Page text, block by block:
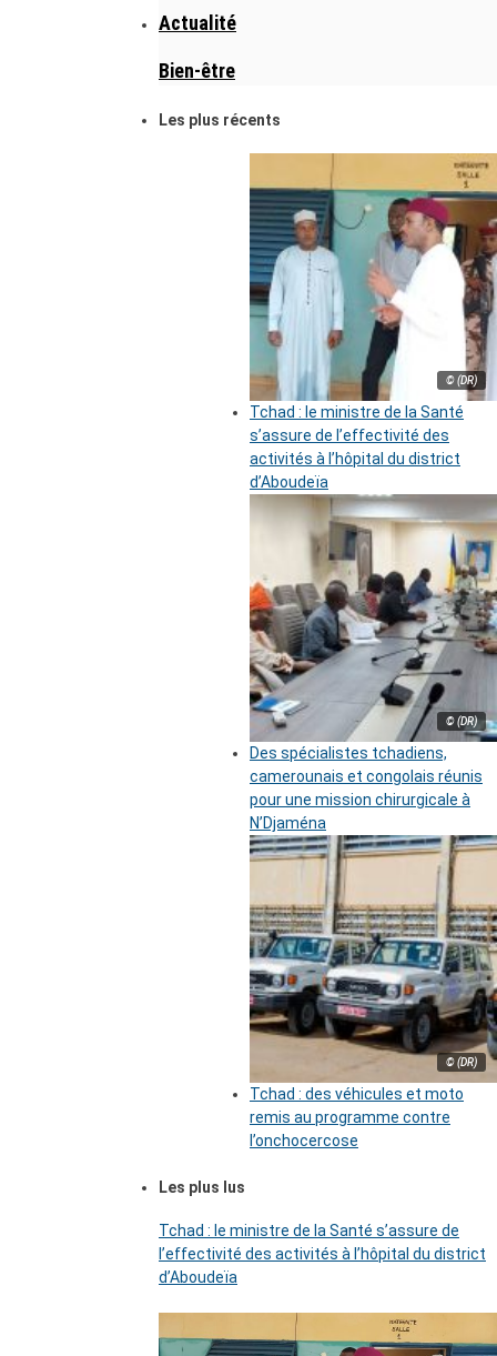
Actualité
Bien-être
Les plus récents
© (DR)
Tchad : le ministre de la Santé
s’assure de l’effectivité des
activités à l’hôpital du district
d’Aboudeïa
© (DR)
Des spécialistes tchadiens,
camerounais et congolais réunis
pour une mission chirurgicale à
N’Djaména
© (DR)
Tchad : des véhicules et moto
remis au programme contre
l’onchocercose
Les plus lus
Tchad : le ministre de la Santé s’assure de
l’effectivité des activités à l’hôpital du district
d’Aboudeïa